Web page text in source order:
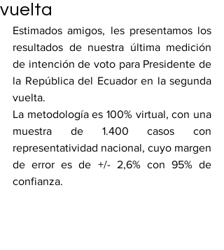
vuelta
Estimados amigos, les presentamos los
resultados de nuestra última medición
de intención de voto para Presidente de
la República del Ecuador en la segunda
vuelta.
La metodología es 100% virtual, con una
muestra de 1.400 casos con
representatividad nacional, cuyo margen
de error es de +/- 2,6% con 95% de
confianza.